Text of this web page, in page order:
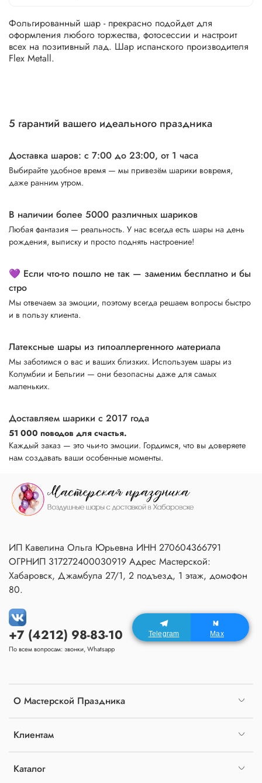
Фольгированный шар - прекрасно подойдет для
оформления любого торжества, фотосессии и настроит
всех на позитивный лад. Шар испанского производителя
Flex Metall.
5 гарантий вашего идеального праздника
Доставка шаров: с 7:00 до 23:00, от 1 часа
Выбирайте удобное время — мы привезём шарики вовремя,
даже ранним утром.
В наличии более 5000 различных шариков
Любая фантазия — реальность. У нас всегда есть шары на день
рождения, выписку и просто поднять настроение!
💜 Если что-то пошло не так — заменим бесплатно и бы
стро
Мы отвечаем за эмоции, поэтому всегда решаем вопросы быстро
и в пользу клиента.
Латексные шары из гипоаллергенного материала
Мы заботимся о вас и ваших близких. Используем шары из
Колумбии и Бельгии — они безопасны даже для самых
маленьких.
Доставляем шарики с 2017 года
51 000 поводов для счастья.
Каждый заказ — это чьи-то эмоции. Гордимся, что вы доверяете
нам создавать ваши особенные моменты.
О Мастерской Праздника
Клиентам
Каталог
+7 (4212) 98-83-10
По всем вопросам: звонки, Whatsapp
ИП Кавелина Ольга Юрьевна ИНН 270604366791
ОГРНИП 317272400030919 Адрес Мастерской:
Хабаровск, Джамбула 27/1, 2 подъезд, 1 этаж, домофон
80.
Telegram Max